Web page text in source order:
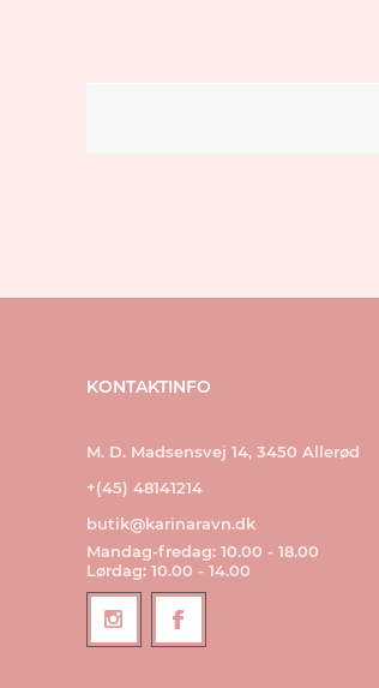
KONTAKTINFO
M. D. Madsensvej 14, 3450 Allerød
+(45) 48141214
butik@karinaravn.dk
Mandag-fredag: 10.00 - 18.00
Lørdag: 10.00 - 14.00